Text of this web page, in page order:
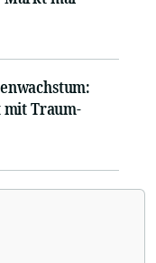
mit Traum-